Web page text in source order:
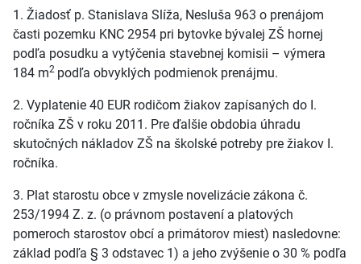
1. Žiadosť p. Stanislava Slíža, Nesluša 963 o prenájom
časti pozemku KNC 2954 pri bytovke bývalej ZŠ hornej
podľa posudku a vytýčenia stavebnej komisii – výmera
184 m2 podľa obvyklých podmienok prenájmu.
2. Vyplatenie 40 EUR rodičom žiakov zapísaných do I.
ročníka ZŠ v roku 2011. Pre ďalšie obdobia úhradu
skutočných nákladov ZŠ na školské potreby pre žiakov I.
ročníka.
3. Plat starostu obce v zmysle novelizácie zákona č.
253/1994 Z. z. (o právnom postavení a platových
pomeroch starostov obcí a primátorov miest) nasledovne:
základ podľa § 3 odstavec 1) a jeho zvýšenie o 30 % podľa